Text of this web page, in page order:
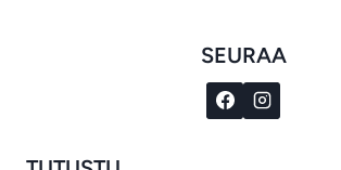
SEURAA